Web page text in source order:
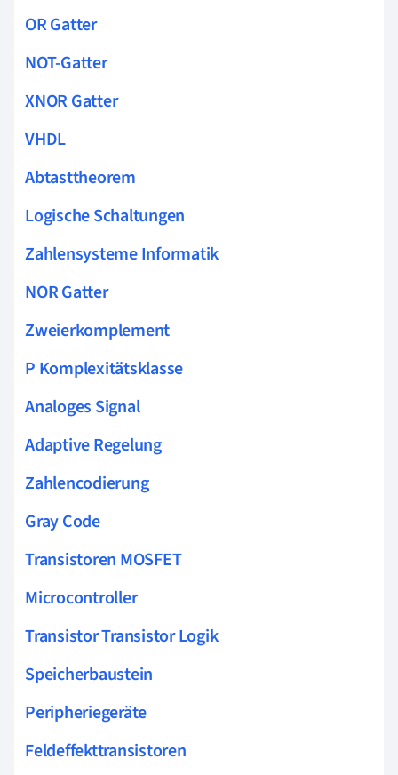
OR Gatter
NOT-Gatter
XNOR Gatter
VHDL
Abtasttheorem
Logische Schaltungen
Zahlensysteme Informatik
NOR Gatter
Zweierkomplement
P Komplexitätsklasse
Analoges Signal
Adaptive Regelung
Zahlencodierung
Gray Code
Transistoren MOSFET
Microcontroller
Transistor Transistor Logik
Speicherbaustein
Peripheriegeräte
Feldeffekttransistoren